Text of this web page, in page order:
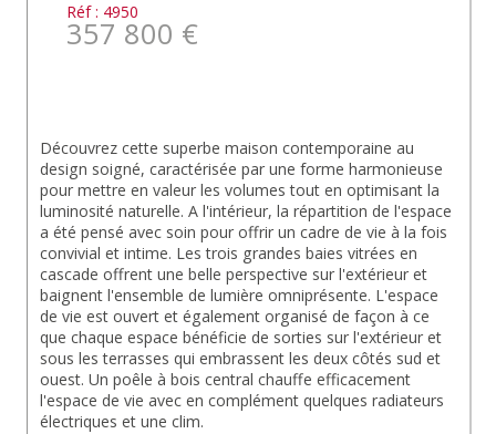
Réf : 4950
357 800 €
Découvrez cette superbe maison contemporaine au
design soigné, caractérisée par une forme harmonieuse
pour mettre en valeur les volumes tout en optimisant la
luminosité naturelle. A l'intérieur, la répartition de l'espace
a été pensé avec soin pour offrir un cadre de vie à la fois
convivial et intime. Les trois grandes baies vitrées en
cascade offrent une belle perspective sur l'extérieur et
baignent l'ensemble de lumière omniprésente. L'espace
de vie est ouvert et également organisé de façon à ce
que chaque espace bénéficie de sorties sur l'extérieur et
sous les terrasses qui embrassent les deux côtés sud et
ouest. Un poêle à bois central chauffe efficacement
l'espace de vie avec en complément quelques radiateurs
électriques et une clim.